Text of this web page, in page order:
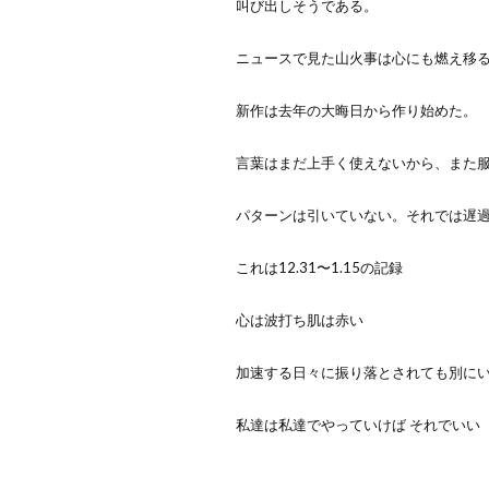
叫び出しそうである。
ニュースで見た山火事は心にも燃え移る
新作は去年の大晦日から作り始めた。
言葉はまだ上手く使えないから、また
パターンは引いていない。それでは遅過
これは12.31〜1.15の記録
心は波打ち肌は赤い
加速する日々に振り落とされても別に
私達は私達でやっていけば それでいい